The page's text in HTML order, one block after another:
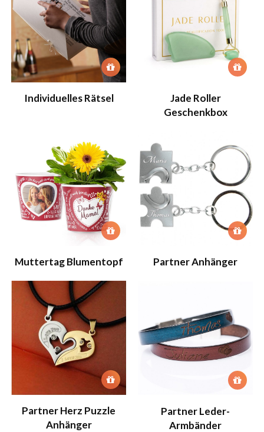
Individuelles Rätsel
Jade Roller
Geschenkbox
Muttertag Blumentopf Partner Anhänger
Partner Herz Puzzle
Anhänger
Partner Leder-
Armbänder